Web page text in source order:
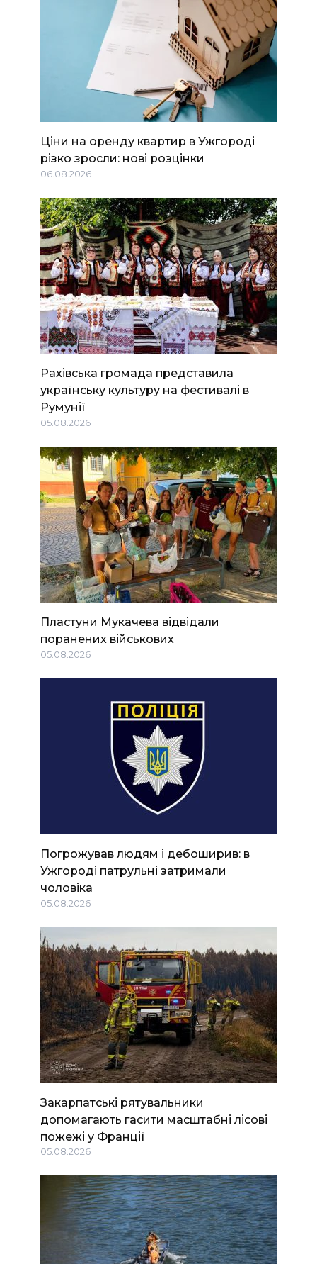
Ціни на оренду квартир в Ужгороді
різко зросли: нові розцінки
06.08.2026
Рахівська громада представила
українську культуру на фестивалі в
Румунії
05.08.2026
Пластуни Мукачева відвідали
поранених військових
05.08.2026
Погрожував людям і дебоширив: в
Ужгороді патрульні затримали
чоловіка
05.08.2026
Закарпатські рятувальники
допомагають гасити масштабні лісові
пожежі у Франції
05.08.2026